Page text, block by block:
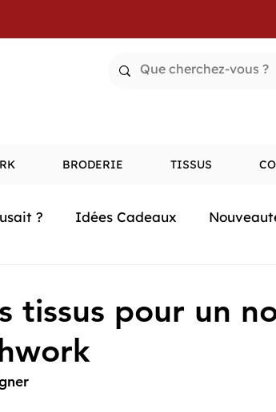
BRODERIE TISSUS
? Idées Cadeaux
tissus pour un